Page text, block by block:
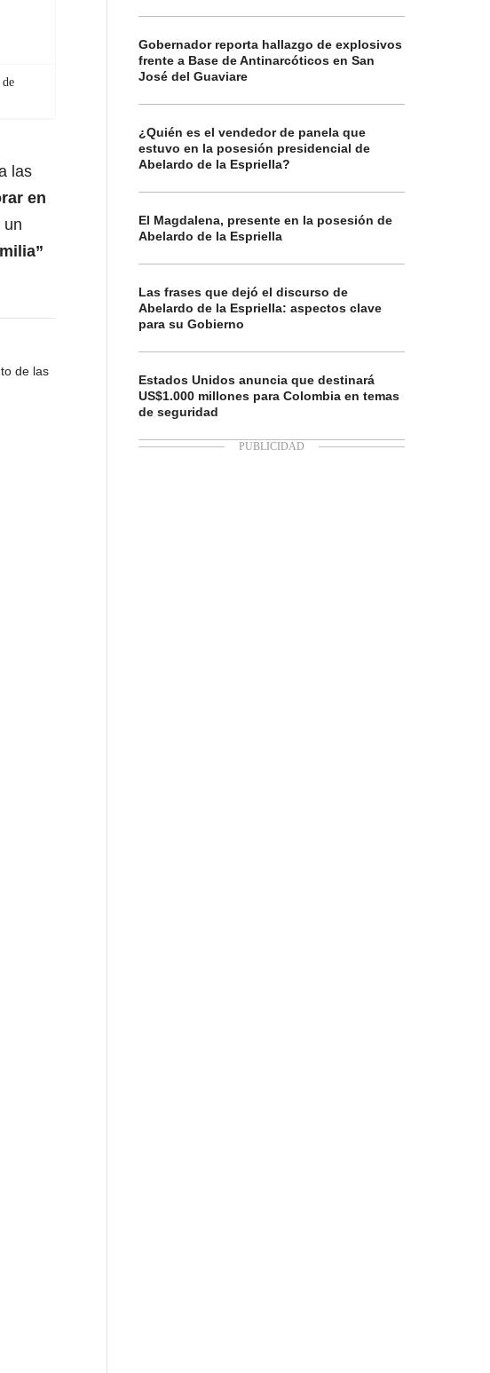
las
en
un
de las
Gobernador reporta hallazgo de explosivos
frente a Base de Antinarcóticos en San
José del Guaviare
¿Quién es el vendedor de panela que
estuvo en la posesión presidencial de
Abelardo de la Espriella?
El Magdalena, presente en la posesión de
Abelardo de la Espriella
Las frases que dejó el discurso de
Abelardo de la Espriella: aspectos clave
para su Gobierno
Estados Unidos anuncia que destinará
US$1.000 millones para Colombia en temas
de seguridad